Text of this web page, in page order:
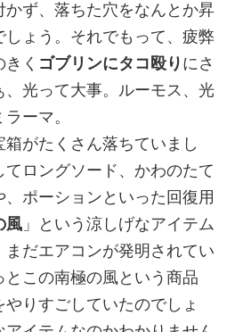
かず、落ちた穴をなんとか昇
しょう。それでもって、疲弊
く ゴブリンにタコ殴り にさ
光って大事。ルーモス、光
ーマ。
がたくさん落ちていまし
ロングソード、かわのたて
ポーションといった回復用
風 」という涼しげなアイテム
まだエアコンが発明されてい
とこの南極の風という商品
りすごしていたのでしょ